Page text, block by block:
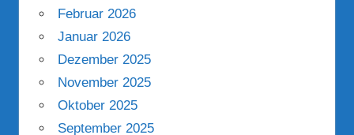
Februar 2026
Januar 2026
Dezember 2025
November 2025
Oktober 2025
September 2025